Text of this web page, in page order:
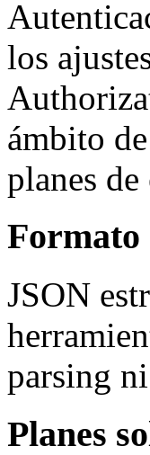
los
ámbito
planes de
Formato
JSON
parsing
Planes